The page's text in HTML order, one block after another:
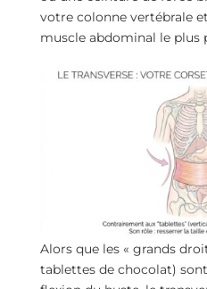
votre colonne vertébrale
muscle abdominal le plus
Alors que les « grands
tablettes de chocolat)